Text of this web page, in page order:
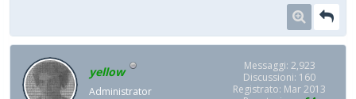
yellow
Administrator
Messaggi: 2,923
Discussioni: 160
Registrato: Mar 2013